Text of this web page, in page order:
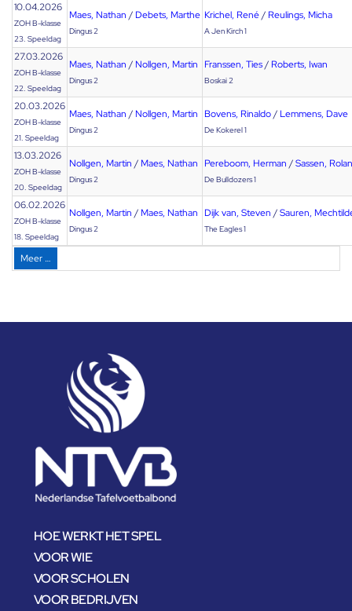
10.04.2026
ZOH B-klasse
23. Speeldag
Maes, Nathan / Debets, Marthe
Dingus 2
Krichel, René/ Reulings, Micha
A Jen Kirch 1
27.03.2026
ZOH B-klasse
22. Speeldag
Maes, Nathan / Nollgen, Martin
Dingus 2
Franssen, Ties/ Roberts, Iwan
Boskai 2
20.03.2026
ZOH B-klasse
21. Speeldag
Maes, Nathan / Nollgen, Martin
Dingus 2
Bovens, Rinaldo/ Lemmens, Dave
De Kokerel 1
13.03.2026
ZOH B-klasse
20. Speeldag
Nollgen, Martin / Maes, Nathan
Dingus 2
Pereboom, Herman /Sassen,
De Bulldozers 1
06.02.2026
ZOH B-klasse
18. Speeldag
Nollgen, Martin / Maes, Nathan
Dingus 2
Dijk van, Steven /Sauren,
The Eagles 1
Meer …
HOE WERKT HET SPEL
VOOR WIE
VOOR SCHOLEN
VOOR BEDRIJVEN